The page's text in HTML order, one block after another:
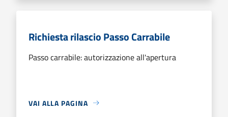
Richiesta rilascio Passo Carrabile
Passo carrabile: autorizzazione all'apertura
VAI ALLA PAGINA